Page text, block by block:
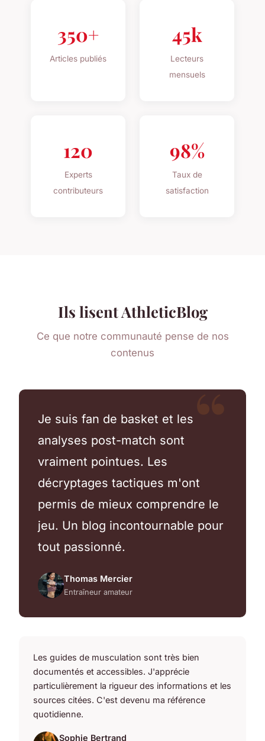
350+
Articles publiés
45k
Lecteurs
mensuels
120
Experts
contributeurs
98%
Taux de
satisfaction
Ils lisent AthleticBlog
Ce que notre communauté pense de nos
contenus
Je suis fan de basket et les
analyses post-match sont
vraiment pointues. Les
décryptages tactiques m'ont
permis de mieux comprendre le
jeu. Un blog incontournable pour
tout passionné.
Thomas Mercier
Entraîneur amateur
Les guides de musculation sont très bien
documentés et accessibles. J'apprécie
particulièrement la rigueur des informations et les
sources citées. C'est devenu ma référence
quotidienne.
Sophie Bertrand